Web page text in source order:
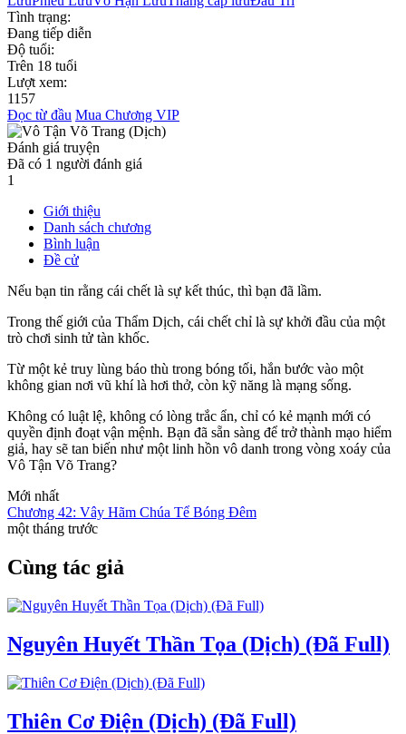
Tình trạng:
Đang tiếp diễn
Độ tuổi:
Trên 18 tuổi
Lượt xem:
1157
Đọc từ đầu Mua Chương VIP
Đánh giá truyện
Đã có 1 người đánh giá
1
Giới thiệu
Danh sách chương
Bình luận
Đề cử
Nếu bạn tin rằng cái chết là sự kết thúc, thì bạn đã lầm.
Trong thế giới của Thẩm Dịch, cái chết chỉ là sự khởi đầu của một
trò chơi sinh tử tàn khốc.
Từ một kẻ truy lùng báo thù trong bóng tối, hắn bước vào một
không gian nơi vũ khí là hơi thở, còn kỹ năng là mạng sống.
Không có luật lệ, không có lòng trắc ẩn, chỉ có kẻ mạnh mới có
quyền định đoạt vận mệnh. Bạn đã sẵn sàng để trở thành mạo hiểm
giả, hay sẽ tan biến như một linh hồn vô danh trong vòng xoáy của
Vô Tận Võ Trang?
Mới nhất
Chương 42: Vây Hãm Chúa Tể Bóng Đêm
một tháng trước
Cùng tác giả
Nguyên Huyết Thần Tọa (Dịch) (Đã Full)
Thiên Cơ Điện (Dịch) (Đã Full)